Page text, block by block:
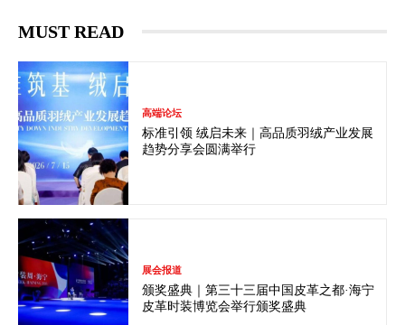
MUST READ
高端论坛
标准引领 绒启未来｜高品质羽绒产业发展
趋势分享会圆满举行
展会报道
颁奖盛典｜第三十三届中国皮革之都·海宁
皮革时装博览会举行颁奖盛典